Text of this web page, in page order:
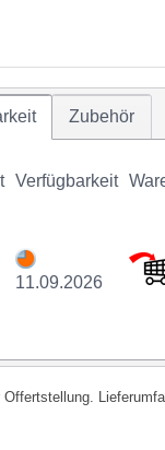
Zubehör
Verfügbarkeit
11.09.2026